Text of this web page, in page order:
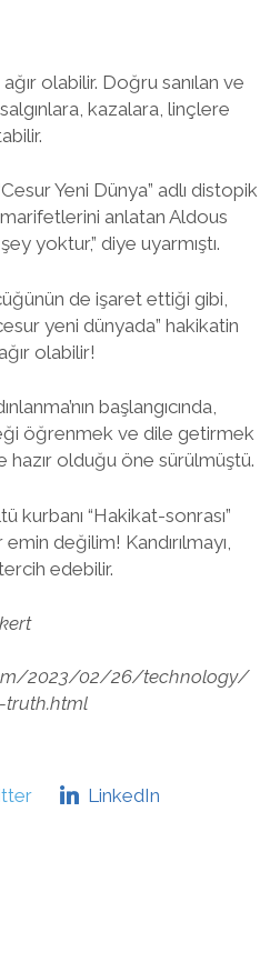
olabilir. Doğru sanılan ve
kazalara, linçlere
Yeni Dünya” adlı distopik
anlatan Aldous
yoktur,” diye uyarmıştı.
de işaret ettiği gibi,
yeni dünyada” hakikatin
olabilir!
başlangıcında,
öğrenmek ve dile getirmek
olduğu öne sürülmüştü.
kurbanı “Hakikat-sonrası”
değilim! Kandırılmayı,
edebilir.
2023/02/26/technology/
LinkedIn